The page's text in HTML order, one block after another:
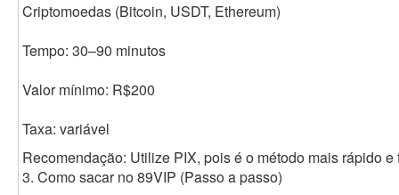
Criptomoedas (Bitcoin, USDT, Ethereum)
Tempo: 30–90 minutos
Valor mínimo: R$200
Taxa: variável
Recomendação: Utilize PIX, pois é o método mais rápido
3. Como sacar no 89VIP (Passo a passo)